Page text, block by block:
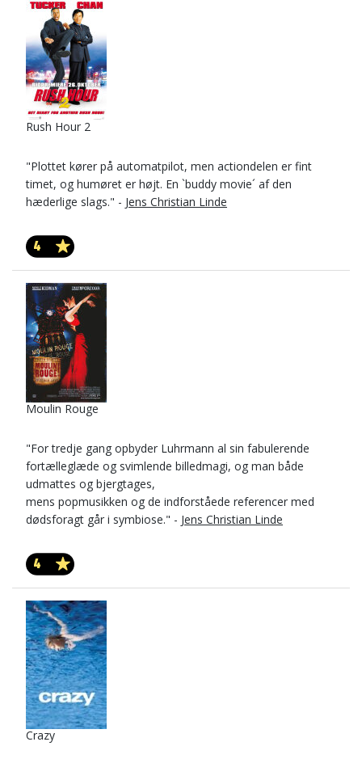
Rush Hour 2
"Plottet kører på automatpilot, men actiondelen er fint
timet, og humøret er højt. En `buddy movie´ af den
hæderlige slags." - Jens Christian Linde
4
Moulin Rouge
"For tredje gang opbyder Luhrmann al sin fabulerende
fortælleglæde og svimlende billedmagi, og man både
udmattes og bjergtages,
mens popmusikken og de indforståede referencer med
dødsforagt går i symbiose." - Jens Christian Linde
4
Crazy